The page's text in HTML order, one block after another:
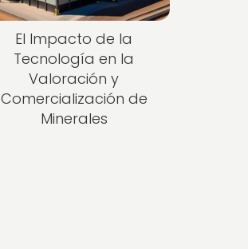
El Impacto de la
Tecnología en la
Valoración y
Comercialización de
Minerales